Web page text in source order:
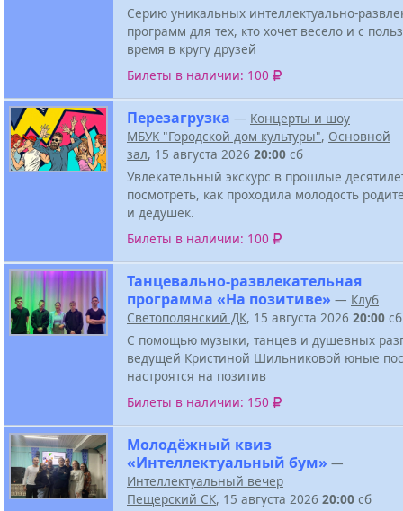
Серию уникальных интеллектуально-
программ для тех, кто хочет весело и с
время в кругу друзей
Билеты в наличии: 100
Перезагрузка — Концерты и шоу
МБУК "Городской дом культуры", Основной
зал, 15 августа 2026 20:00 сб
Увлекательный экскурс в прошлые
посмотреть, как проходила молодость
и дедушек.
Билеты в наличии: 100
Танцевально-развлекательная
программа «На позитиве» — Клуб
Светополянский ДК, 15 августа 2026 20:00 сб
С помощью музыки, танцев и душевных
ведущей Кристиной Шильниковой юные
настроятся на позитив
Билеты в наличии: 150
Молодёжный квиз
«Интеллектуальный бум» —
Интеллектуальный вечер
Пещерский СК, 15 августа 2026 20:00 сб